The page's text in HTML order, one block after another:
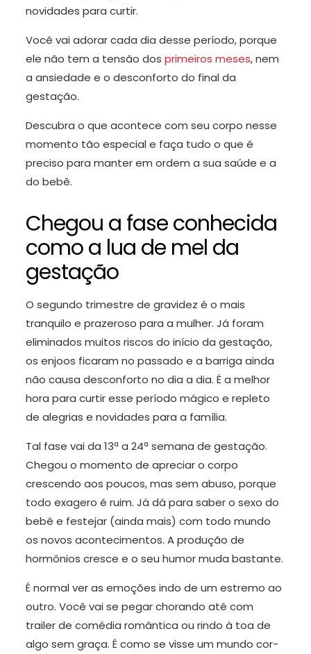
novidades para curtir.
Você vai adorar cada dia desse período, porque
ele não tem a tensão dos primeiros meses, nem
a ansiedade e o desconforto do final da
gestação.
Descubra o que acontece com seu corpo nesse
momento tão especial e faça tudo o que é
preciso para manter em ordem a sua saúde e a
do bebê.
Chegou a fase conhecida
como a lua de mel da
gestação
O segundo trimestre de gravidez é o mais
tranquilo e prazeroso para a mulher. Já foram
eliminados muitos riscos do início da gestação,
os enjoos ficaram no passado e a barriga ainda
não causa desconforto no dia a dia. É a melhor
hora para curtir esse período mágico e repleto
de alegrias e novidades para a família.
Tal fase vai da 13ª a 24ª semana de gestação.
Chegou o momento de apreciar o corpo
crescendo aos poucos, mas sem abuso, porque
todo exagero é ruim. Já dá para saber o sexo do
bebê e festejar (ainda mais) com todo mundo
os novos acontecimentos. A produção de
hormônios cresce e o seu humor muda bastante.
É normal ver as emoções indo de um estremo ao
outro. Você vai se pegar chorando até com
trailer de comédia romântica ou rindo à toa de
algo sem graça. É como se visse um mundo cor-